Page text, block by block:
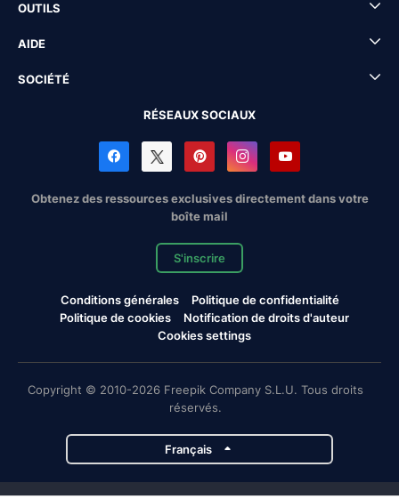
OUTILS
AIDE
SOCIÉTÉ
RÉSEAUX SOCIAUX
Obtenez des ressources exclusives directement dans votre
boîte mail
S'inscrire
Conditions générales
Politique de confidentialité
Politique de cookies
Notification de droits d'auteur
Cookies settings
Copyright © 2010-2026 Freepik Company S.L.U. Tous droits
réservés.
Français